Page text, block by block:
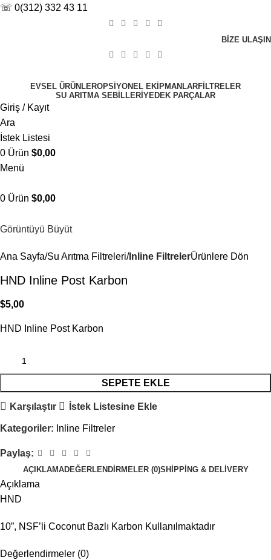
☏ 0(312) 332 43 11
BIZE ULAŞIN
EVSEL ÜRÜNLEROPSIYONEL EKIPMANLARFILTRELER
SU ARITMA SEBILLERI YEDEK PARÇALAR
Giriş / Kayıt
Ara
İstek Listesi
0 Ürün $0,00
Menü
0 Ürün $0,00
Görüntüyü Büyüt
Ana Sayfa Su Arıtma Filtreleri Inline FiltrelerÜrünlere Dön
HND Inline Post Karbon
$5,00
HND Inline Post Karbon
SEPETE EKLE
Karşılaştır İstek Listesine Ekle
Kategoriler: Inline Filtreler
Paylaş:
AÇIKLAMADEĞERLENDIRMELER (0)SHIPPING & DELIVERY
Açıklama
HND
10”, NSF’li Coconut Bazlı Karbon Kullanılmaktadır
Değerlendirmeler (0)